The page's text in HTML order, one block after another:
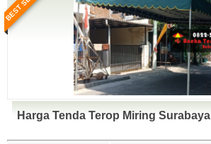
Harga Tenda Terop Miring Surabaya